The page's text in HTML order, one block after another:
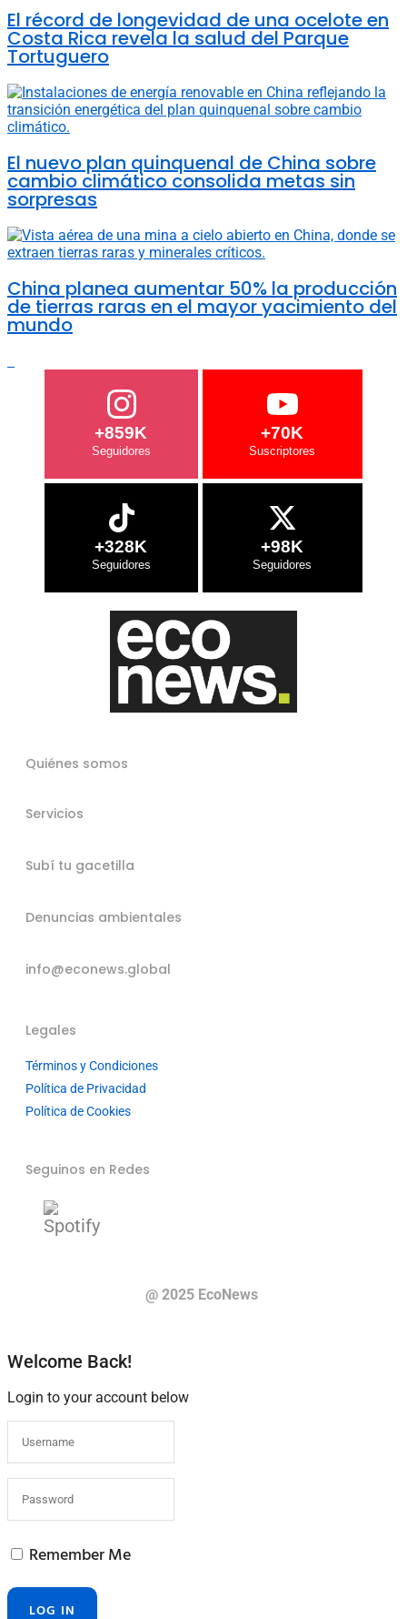
El récord de longevidad de una ocelote en
Costa Rica revela la salud del Parque
Tortuguero
El nuevo plan quinquenal de China sobre
cambio climático consolida metas sin
sorpresas
China planea aumentar 50% la producción
de tierras raras en el mayor yacimiento del
mundo
+859K +70K
+328K +98K
Quiénes somos
Servicios
Subí tu gacetilla
Denuncias ambientales
info@econews.global
Legales
Términos y Condiciones
Política de Privacidad
Política de Cookies
Seguinos en Redes
@ 2025 EcoNews
Welcome Back!
Login to your account below
Remember Me